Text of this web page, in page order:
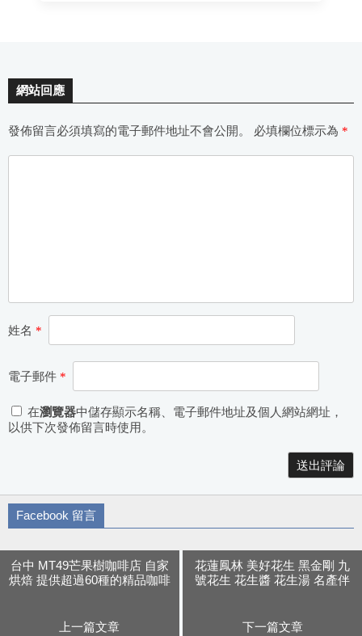
網站回應
發佈留言必須填寫的電子郵件地址不會公開。 必填欄位標示為 *
姓名 *
電子郵件 *
在瀏覽器中儲存顯示名稱、電子郵件地址及個人網站網址，
以供下次發佈留言時使用。
Facebook 留言
台中 MT49芒果樹咖啡店 自家
烘焙 提供超過60種的精品咖啡
上一篇文章
花蓮鳳林 美好花生 黑金剛 九
號花生 花生醬 花生湯 名產伴
下一篇文章